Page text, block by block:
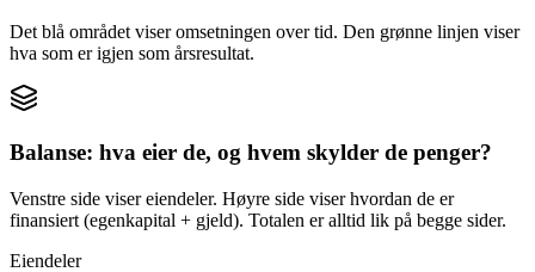
Det blå området viser omsetningen over tid. Den grønne linjen viser
hva som er igjen som årsresultat.
Balanse: hva eier de, og hvem skylder de penger?
Venstre side viser eiendeler. Høyre side viser hvordan de er
finansiert (egenkapital + gjeld). Totalen er alltid lik på begge sider.
Eiendeler